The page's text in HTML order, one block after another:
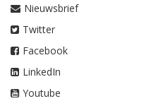
Nieuwsbrief
Twitter
Facebook
LinkedIn
Youtube